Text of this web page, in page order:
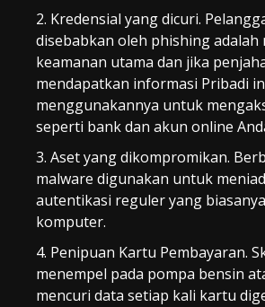
Kredensial yang dicuri.
disebabkan oleh phishing adalah
keamanan utama dan jika
mendapatkan informasi Pribadi
menggunakannya untuk
seperti bank dan akun online
Aset yang dikompromikan.
malware digunakan untuk
autentikasi reguler yang
komputer.
Penipuan Kartu Pembayaran.
menempel pada pompa bensin
mencuri data setiap kali kartu